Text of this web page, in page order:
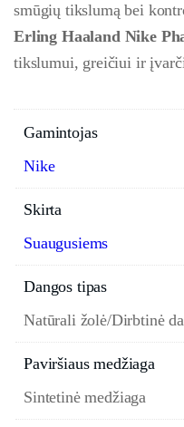
smūgių tikslumą bei
Erling Haaland Nike
tikslumui, greičiui ir
Gamintojas
Nike
Skirta
Suaugusiems
Dangos tipas
Natūrali žolė/Dirbtinė
Paviršiaus medžiaga
Sintetinė medžiaga